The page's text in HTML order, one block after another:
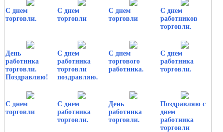
С днем
торговли.
С днем
торговли
С днем
торговли
С днем
работников
торговли.
День
работника
торговли.
Поздравляю!
С днем
работника
торговли
поздравляю.
С днем
торгового
работника.
С днем
работника
торговли.
С днем
торговли
С днем
работника
торговли.
День
работника
торговли.
Поздравляю с
днем
работника
торговли